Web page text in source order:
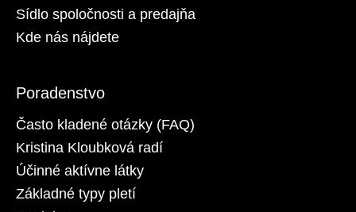
Sídlo spoločnosti a predajňa
Kde nás nájdete
Poradenstvo
Často kladené otázky (FAQ)
Kristina Kloubková radí
Účinné aktívne látky
Základné typy pletí